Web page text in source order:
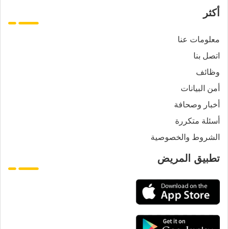
أكثر
معلومات عنا
اتصل بنا
وظائف
أمن البيانات
أخبار وصحافة
أسئلة متكررة
الشروط والخصوصية
تطبيق المريض